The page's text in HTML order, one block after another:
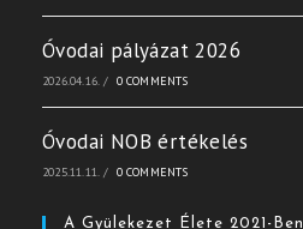
Óvodai pályázat 2026
2026.04.16. / 0 COMMENTS
Óvodai NOB értékelés
2025.11.11. / 0 COMMENTS
A Gyülekezet Élete 2021-Ben